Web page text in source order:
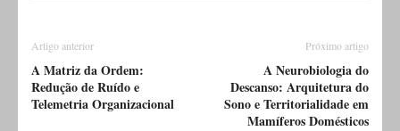
Artigo anterior
A Matriz da Ordem:
Redução de Ruído e
Telemetria Organizacional
Próximo artigo
A Neurobiologia do
Descanso: Arquitetura do
Sono e Territorialidade em
Mamíferos Domésticos